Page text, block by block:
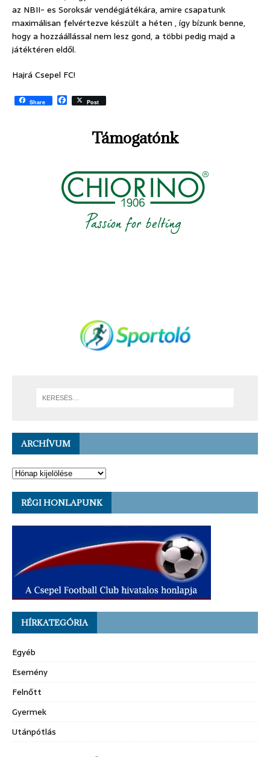
az NBII- es Soroksár vendégjátékára, amire csapatunk
maximálisan felvértezve készült a héten , így bízunk benne,
hogy a hozzáállással nem lesz gond, a többi pedig majd a
játéktéren eldől.
Hajrá Csepel FC!
Share F
a Post
Támogatónk
ARCHÍVUM
RÉGI HONLAPUNK
HÍRKATEGÓRIA
Egyéb
Esemény
Felnőtt
Gyermek
Utánpótlás